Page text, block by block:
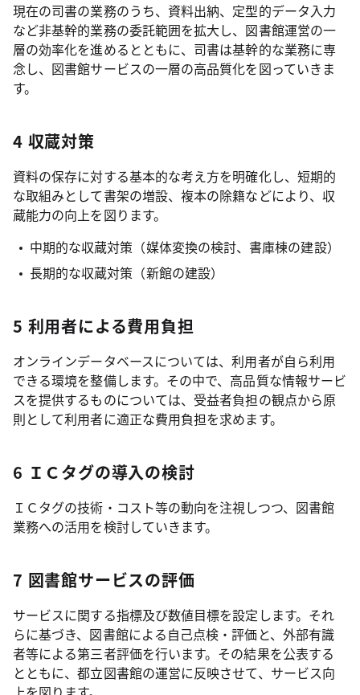
現在の司書の業務のうち、資料出納、定型的データ入力
など非基幹的業務の委託範囲を拡大し、図書館運営の一
層の効率化を進めるとともに、司書は基幹的な業務に専
念し、図書館サービスの一層の高品質化を図っていきま
す。
4 収蔵対策
資料の保存に対する基本的な考え方を明確化し、短期的
な取組みとして書架の増設、複本の除籍などにより、収
蔵能力の向上を図ります。
中期的な収蔵対策（媒体変換の検討、書庫棟の建設）
長期的な収蔵対策（新館の建設）
5 利用者による費用負担
オンラインデータベースについては、利用者が自ら利用
できる環境を整備します。その中で、高品質な情報サービ
スを提供するものについては、受益者負担の観点から原
則として利用者に適正な費用負担を求めます。
6 ＩＣタグの導入の検討
ＩＣタグの技術・コスト等の動向を注視しつつ、図書館
業務への活用を検討していきます。
7 図書館サービスの評価
サービスに関する指標及び数値目標を設定します。それ
らに基づき、図書館による自己点検・評価と、外部有識
者等による第三者評価を行います。その結果を公表する
とともに、都立図書館の運営に反映させて、サービス向